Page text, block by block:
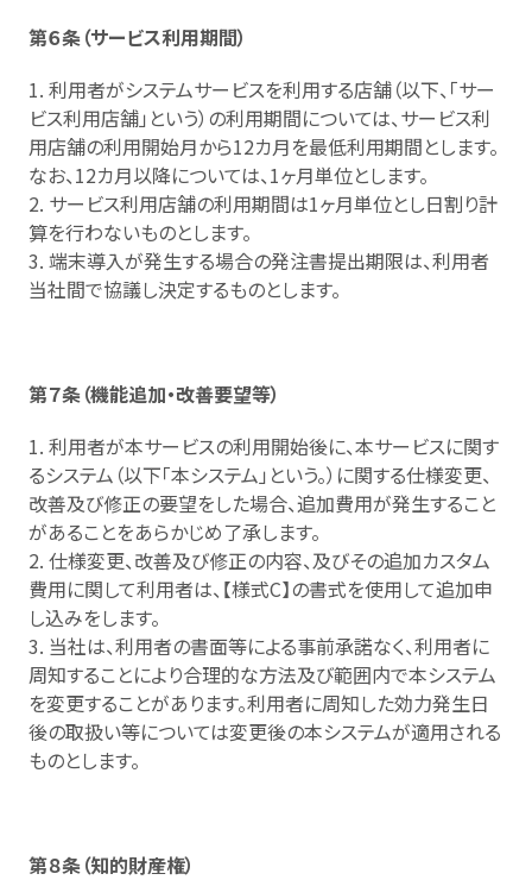
第６条（サービス利用期間）
1. 利用者がシステムサービスを利用する店舗（以下、「サー
ビス利用店舗」という）の利用期間については、サービス利
用店舗の利用開始月から12カ月を最低利用期間とします。
なお、12カ月以降については、1ヶ月単位とします。
2. サービス利用店舗の利用期間は1ヶ月単位とし日割り計
算を行わないものとします。
3. 端末導入が発生する場合の発注書提出期限は、利用者
当社間で協議し決定するものとします。
第７条（機能追加・改善要望等）
1. 利用者が本サービスの利用開始後に、本サービスに関す
るシステム（以下「本システム」という。）に関する仕様変更、
改善及び修正の要望をした場合、追加費用が発生すること
があることをあらかじめ了承します。
2. 仕様変更、改善及び修正の内容、及びその追加カスタム
費用に関して利用者は、【様式C】の書式を使用して追加申
し込みをします。
3. 当社は、利用者の書面等による事前承諾なく、利用者に
周知することにより合理的な方法及び範囲内で本システム
を変更することがあります。利用者に周知した効力発生日
後の取扱い等については変更後の本システムが適用される
ものとします。
第８条（知的財産権）